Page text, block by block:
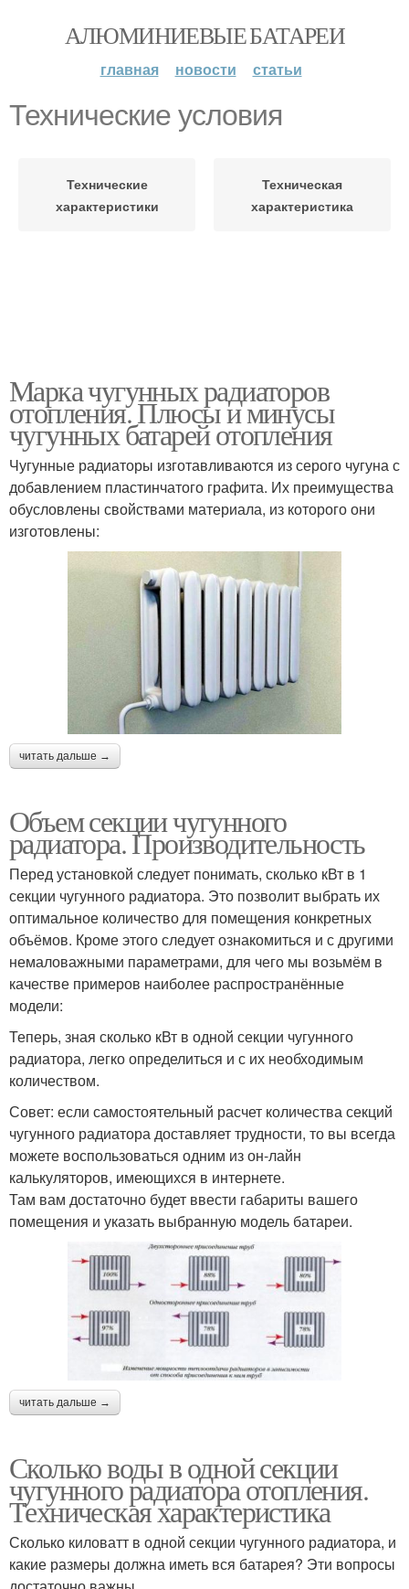
АЛЮМИНИЕВЫЕ БАТАРЕИ
главная новости статьи
Технические условия
Технические
характеристики
Техническая
характеристика
Марка чугунных радиаторов
отопления. Плюсы и минусы
чугунных батарей отопления
Чугунные радиаторы изготавливаются из серого чугуна с
добавлением пластинчатого графита. Их преимущества
обусловлены свойствами материала, из которого они
изготовлены:
читать дальше →
Объем секции чугунного
радиатора. Производительность
Перед установкой следует понимать, сколько кВт в 1
секции чугунного радиатора. Это позволит выбрать их
оптимальное количество для помещения конкретных
объёмов. Кроме этого следует ознакомиться и с другими
немаловажными параметрами, для чего мы возьмём в
качестве примеров наиболее распространённые
модели:
Теперь, зная сколько кВт в одной секции чугунного
радиатора, легко определиться и с их необходимым
количеством.
Совет: если самостоятельный расчет количества секций
чугунного радиатора доставляет трудности, то вы всегда
можете воспользоваться одним из он-лайн
калькуляторов, имеющихся в интернете.
Там вам достаточно будет ввести габариты вашего
помещения и указать выбранную модель батареи.
читать дальше →
Сколько воды в одной секции
чугунного радиатора отопления.
Техническая характеристика
Сколько киловатт в одной секции чугунного радиатора, и
какие размеры должна иметь вся батарея? Эти вопросы